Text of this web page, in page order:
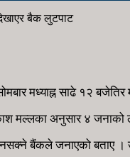
बैक लुटपाट
मध्याह्न साढे १२
मल्लका अनुसार ४
बैंकले जनाएको बताए ।